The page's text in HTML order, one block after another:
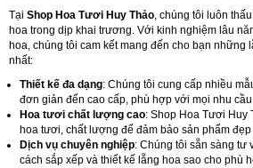
Tại Shop Hoa Tươi Huy Thảo, chúng tôi luôn
hoa trong dịp khai trương. Với kinh nghiệm lâu
hoa, chúng tôi cam kết mang đến cho bạn những
nhất:
Thiết kế đa dạng: Chúng tôi cung cấp nhiều
đơn giản đến cao cấp, phù hợp với mọi nhu
Hoa tươi chất lượng cao: Shop Hoa Tươi Huy
hoa tươi, chất lượng để đảm bảo sản phẩm
Dịch vụ chuyên nghiệp: Chúng tôi sẵn sàng tư
cách sắp xếp và thiết kế lẵng hoa sao cho phù